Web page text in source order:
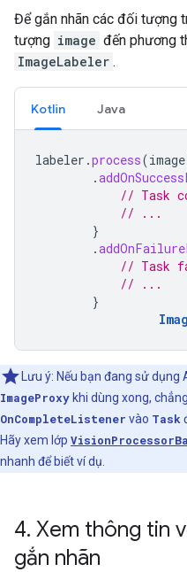
Để gắn nhãn các đối tượng
tượng image đến phương
ImageLabeler .
Kotlin Java
labeler .process(image
.
// Task
// ...
}
.
// Task
// ...
}
Lưu ý: Nếu bạn đang sử dụng
ImageProxy khi dùng xong,
OnCompleteListener vào Task
Hãy xem lớp
nhanh để biết ví dụ.
4. Xem thông tin
gắn nhãn